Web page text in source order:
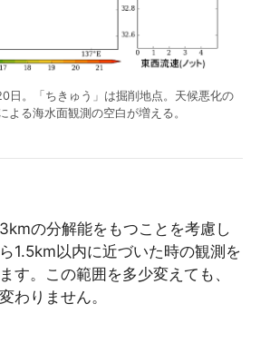
日。「ちきゅう」は掘削地点。天候悪化の
よる海水面観測の空白が増える。
の分解能をもつことを考慮し
1.5km以内に近づいた時の観測を
す。この範囲を多少変えても、
わりません。